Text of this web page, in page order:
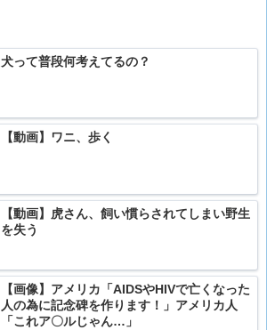
犬って普段何考えてるの？
【動画】ワニ、歩く
【動画】虎さん、飼い慣らされてしまい野生
を失う
【画像】アメリカ「AIDSやHIVで亡くなった
人の為に記念碑を作ります！」アメリカ人
「これア〇ルじゃん…」